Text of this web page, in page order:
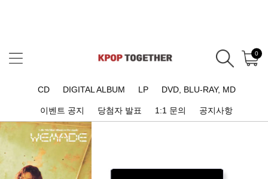
0
CD DIGITAL ALBUM LP DVD, BLU-RAY, MD
이벤트 공지 당첨자 발표 1:1 문의 공지사항